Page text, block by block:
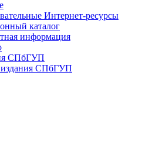
Интернет-ресурсы
каталог
информация
СПбГУП
СПбГУП